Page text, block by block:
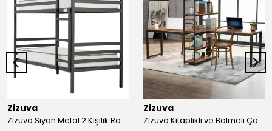
Zizuva
Zizuva Siyah Metal 2 Kişilik Ranza | TR0011-F
Zizuva
Zizuva Kitaplıklı ve Bölmeli Çalışma Masası | CM1021-F-Suntalam